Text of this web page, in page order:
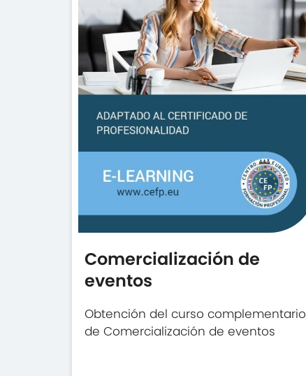
Comercialización de
eventos
Obtención del curso complementario
de Comercialización de eventos